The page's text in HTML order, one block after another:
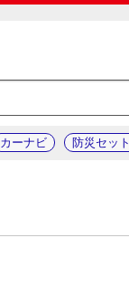
カーナビ 防災セット